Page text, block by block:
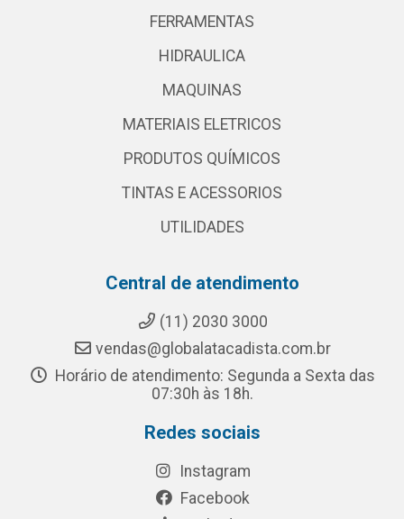
FERRAMENTAS
HIDRAULICA
MAQUINAS
MATERIAIS ELETRICOS
PRODUTOS QUÍMICOS
TINTAS E ACESSORIOS
UTILIDADES
Central de atendimento
(11) 2030 3000
vendas@globalatacadista.com.br
Horário de atendimento: Segunda a Sexta das
07:30h às 18h.
Redes sociais
Instagram
Facebook